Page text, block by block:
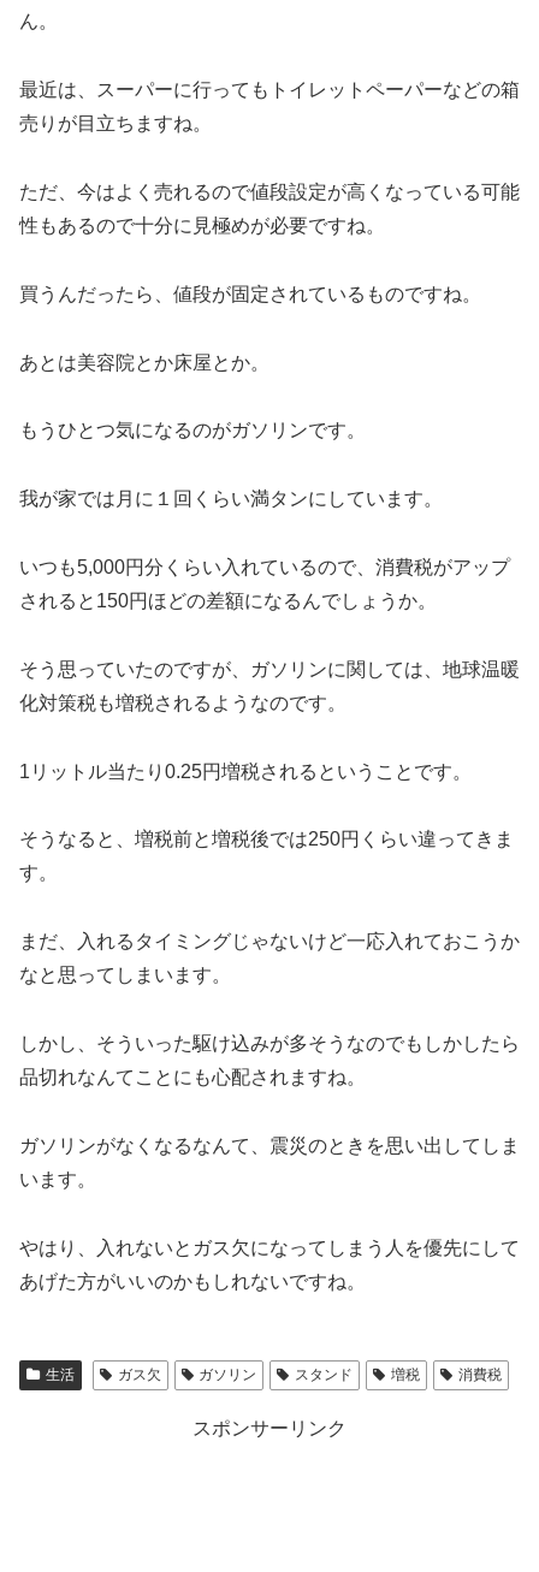
ん。
最近は、スーパーに行ってもトイレットペーパーなどの箱
売りが目立ちますね。
ただ、今はよく売れるので値段設定が高くなっている可能
性もあるので十分に見極めが必要ですね。
買うんだったら、値段が固定されているものですね。
あとは美容院とか床屋とか。
もうひとつ気になるのがガソリンです。
我が家では月に１回くらい満タンにしています。
いつも5,000円分くらい入れているので、消費税がアップ
されると150円ほどの差額になるんでしょうか。
そう思っていたのですが、ガソリンに関しては、地球温暖
化対策税も増税されるようなのです。
1リットル当たり0.25円増税されるということです。
そうなると、増税前と増税後では250円くらい違ってきま
す。
まだ、入れるタイミングじゃないけど一応入れておこうか
なと思ってしまいます。
しかし、そういった駆け込みが多そうなのでもしかしたら
品切れなんてことにも心配されますね。
ガソリンがなくなるなんて、震災のときを思い出してしま
います。
やはり、入れないとガス欠になってしまう人を優先にして
あげた方がいいのかもしれないですね。
生活 ガス欠 ガソリン スタンド 増税 消費税
スポンサーリンク